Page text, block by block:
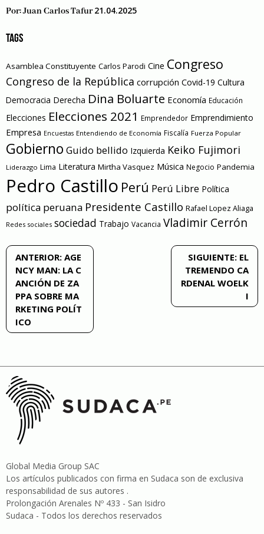
Por:Juan Carlos Tafur 21.04.2025
TAGS
Asamblea Constituyente Carlos Parodi Cine Congreso
Congreso de la República corrupción Covid-19 Cultura
Democracia Derecha Dina Boluarte Economía Educación
Elecciones Elecciones 2021 Emprendedor Emprendimiento
Empresa Encuestas Entendiendo de Economía Fiscalía Fuerza Popular
Gobierno Guido bellido Izquierda Keiko Fujimori
Liderazgo Lima Literatura Mirtha Vasquez Música Negocio Pandemia
Pedro Castillo Perú Perú Libre Política
política peruana Presidente Castillo Rafael Lopez Aliaga
Redes sociales sociedad Trabajo Vacancia Vladimir Cerrón
Navegación
de
entradas
ANTERIOR: AGE
NCY MAN: LA C
ANCIÓN DE ZA
PPA SOBRE MA
RKETING POLÍT
ICO
SIGUIENTE: EL
TREMENDO CA
RDENAL WOELK
I
Global Media Group SAC
Los artículos publicados con firma en Sudaca son de exclusiva
responsabilidad de sus autores .
Prolongación Arenales Nº 433 - San Isidro
Sudaca - Todos los derechos reservados